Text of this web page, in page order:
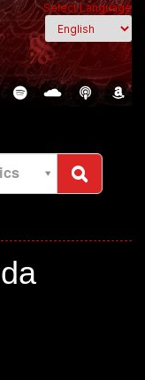
Select Language